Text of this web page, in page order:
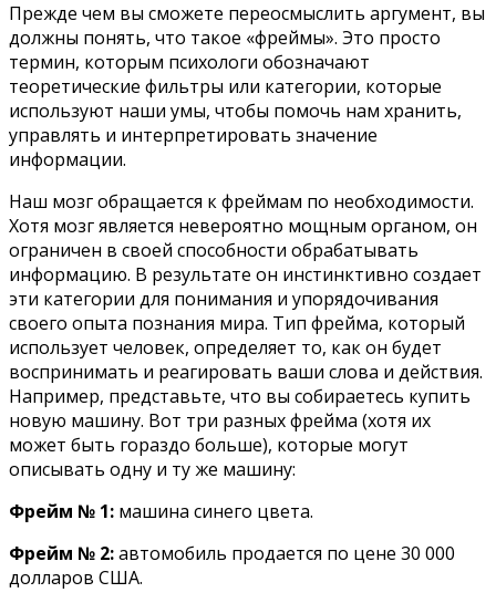
Прежде чем вы сможете переосмыслить аргумент, вы
должны понять, что такое «фреймы». Это просто
термин, которым психологи обозначают
теоретические фильтры или категории, которые
используют наши умы, чтобы помочь нам хранить,
управлять и интерпретировать значение
информации.
Наш мозг обращается к фреймам по необходимости.
Хотя мозг является невероятно мощным органом, он
ограничен в своей способности обрабатывать
информацию. В результате он инстинктивно создает
эти категории для понимания и упорядочивания
своего опыта познания мира. Тип фрейма, который
использует человек, определяет то, как он будет
воспринимать и реагировать ваши слова и действия.
Например, представьте, что вы собираетесь купить
новую машину. Вот три разных фрейма (хотя их
может быть гораздо больше), которые могут
описывать одну и ту же машину:
Фрейм № 1: машина синего цвета.
Фрейм № 2:автомобиль продается по цене 30 000
долларов США.